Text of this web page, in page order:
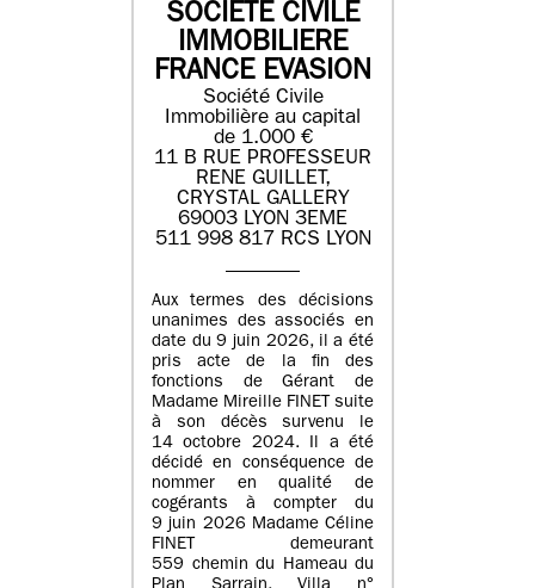
SOCIETE CIVILE
IMMOBILIERE
FRANCE EVASION
Société Civile
Immobilière au capital
de 1.000 €
11 B RUE PROFESSEUR
RENE GUILLET,
CRYSTAL GALLERY
69003 LYON 3EME
511 998 817 RCS LYON
Aux termes des décisions
unanimes des associés en
date du 9 juin 2026, il a été
pris acte de la fin des
fonctions de Gérant de
Madame Mireille FINET suite
à son décès survenu le
14 octobre 2024. Il a été
décidé en conséquence de
nommer en qualité de
cogérants à compter du
9 juin 2026 Madame Céline
FINET demeurant
559 chemin du Hameau du